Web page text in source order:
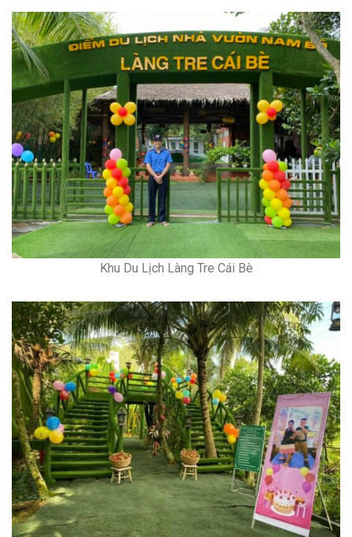
Khu Du Lịch Làng Tre Cái Bè